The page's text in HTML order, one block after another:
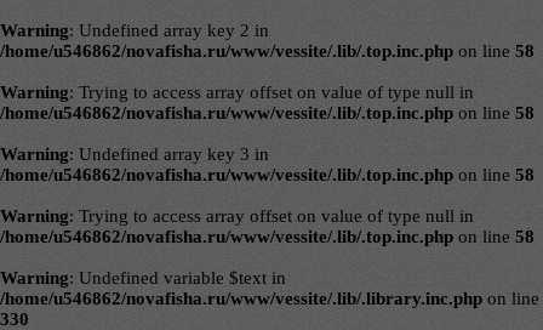
Warning: Undefined array key 2 in
/home/u546862/novafisha.ru/www/vessite/.lib/.top.inc.php on line 58
Warning: Trying to access array offset on value of type null in
/home/u546862/novafisha.ru/www/vessite/.lib/.top.inc.php on line 58
Warning: Undefined array key 3 in
/home/u546862/novafisha.ru/www/vessite/.lib/.top.inc.php on line 58
Warning: Trying to access array offset on value of type null in
/home/u546862/novafisha.ru/www/vessite/.lib/.top.inc.php on line 58
Warning: Undefined variable $text in
/home/u546862/novafisha.ru/www/vessite/.lib/.library.inc.php on line
330